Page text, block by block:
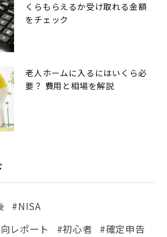
くらもらえるか受け取れる金額
をチェック
老人ホームに入るにはいくら必
要？ 費用と相場を解説
#NISA
レポート
#初心者
#確定申告